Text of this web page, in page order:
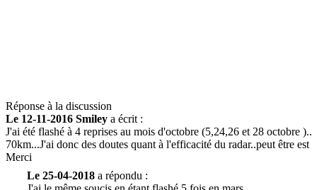
Réponse à la discussion
Le 12-11-2016 Smiley a écrit :
J'ai été flashé à 4 reprises au mois d'octobre (5,24,26 et 28 octobre
70km...J'ai donc des doutes quant à l'efficacité du radar..peut être
Merci
Le 25-04-2018 a répondu :